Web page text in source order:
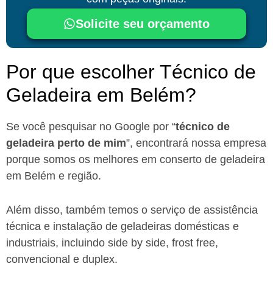
Solicite seu orçamento
Por que escolher Técnico de
Geladeira em Belém?​
Se você pesquisar no Google por “técnico de
geladeira perto de mim”, encontrará nossa empresa
porque somos os melhores em conserto de geladeira
em Belém e região.
Além disso, também temos o serviço de assistência
técnica e instalação de geladeiras domésticas e
industriais, incluindo side by side, frost free,
convencional e duplex.